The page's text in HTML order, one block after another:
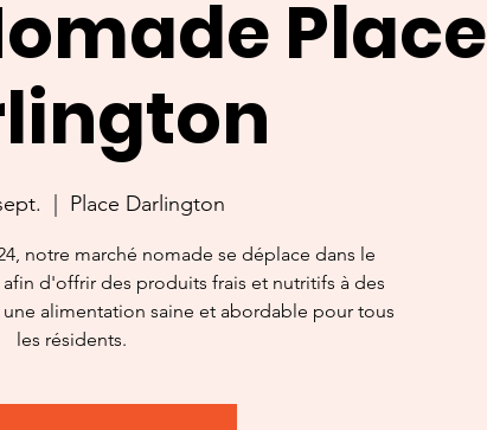
Place
Place Darlington
notre marché nomade se déplace dans le
d'offrir des produits frais et nutritifs à des
alimentation saine et abordable pour tous
les résidents.